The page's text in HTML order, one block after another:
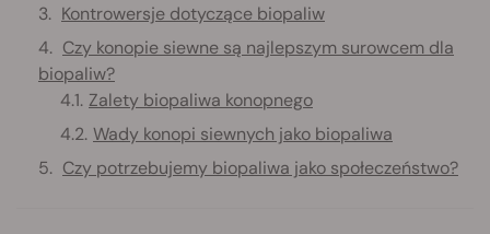
Kontrowersje dotyczące biopaliw
Czy konopie siewne są najlepszym surowcem dla
biopaliw?
Zalety biopaliwa konopnego
Wady konopi siewnych jako biopaliwa
Czy potrzebujemy biopaliwa jako społeczeństwo?